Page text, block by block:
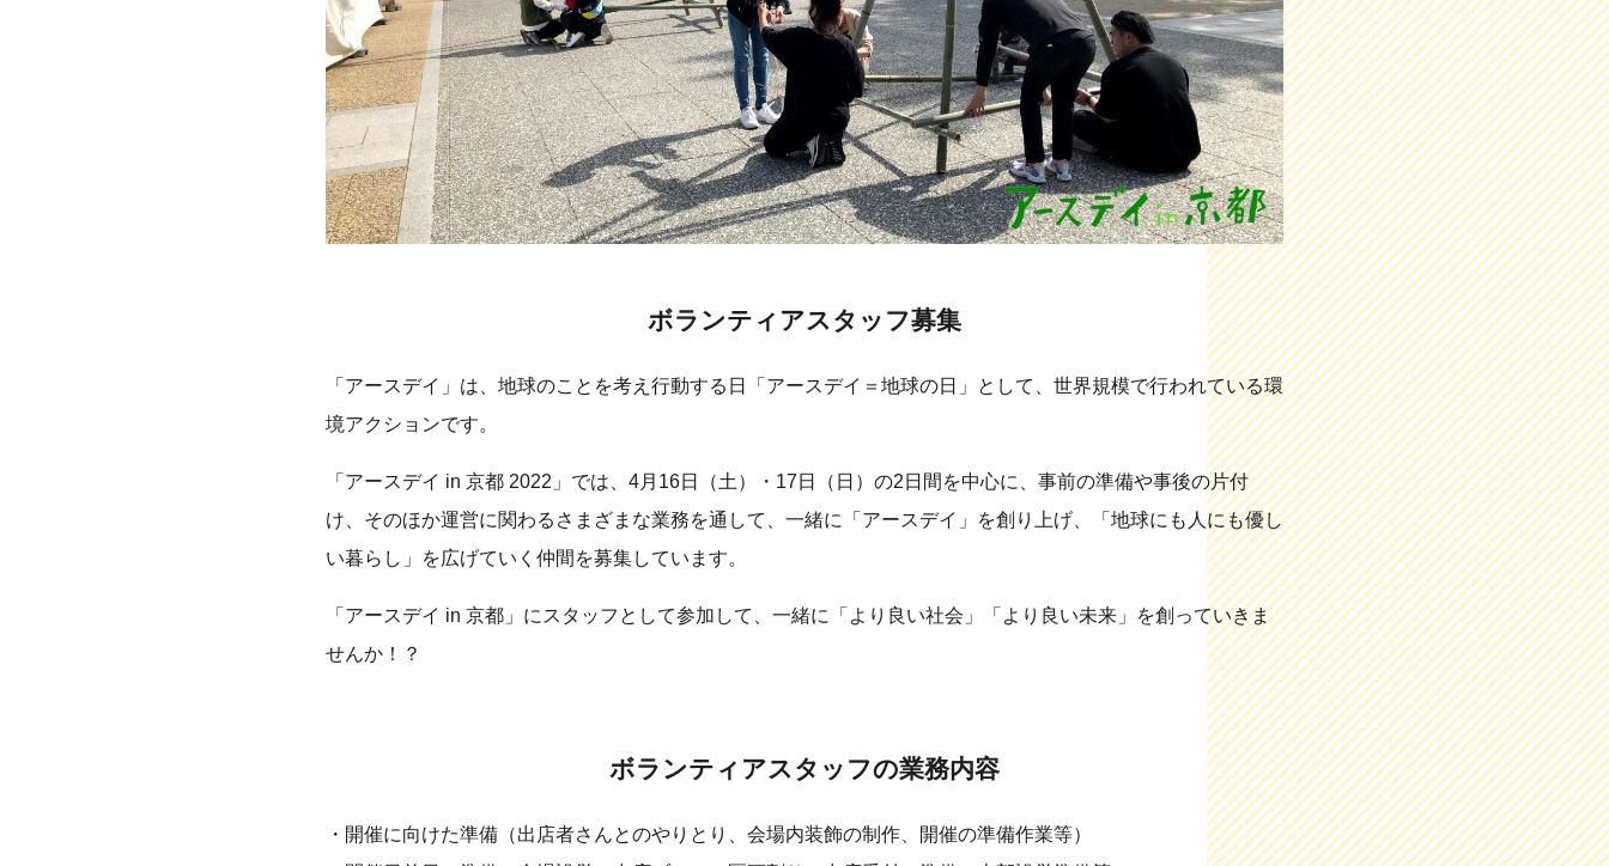
ボランティアスタッフ募集
「アースデイ」は、地球のことを考え行動する日「アースデイ＝地球の日」として、世界規模で行われている環
境アクションです。
「アースデイ in 京都 2022」では、4月16日（土）・17日（日）の2日間を中心に、事前の準備や事後の片付
け、そのほか運営に関わるさまざまな業務を通して、一緒に「アースデイ」を創り上げ、「地球にも人にも優し
い暮らし」を広げていく仲間を募集しています。
「アースデイ in 京都」にスタッフとして参加して、一緒に「より良い社会」「より良い未来」を創っていきま
せんか！？
ボランティアスタッフの業務内容
・開催に向けた準備（出店者さんとのやりとり、会場内装飾の制作、開催の準備作業等）